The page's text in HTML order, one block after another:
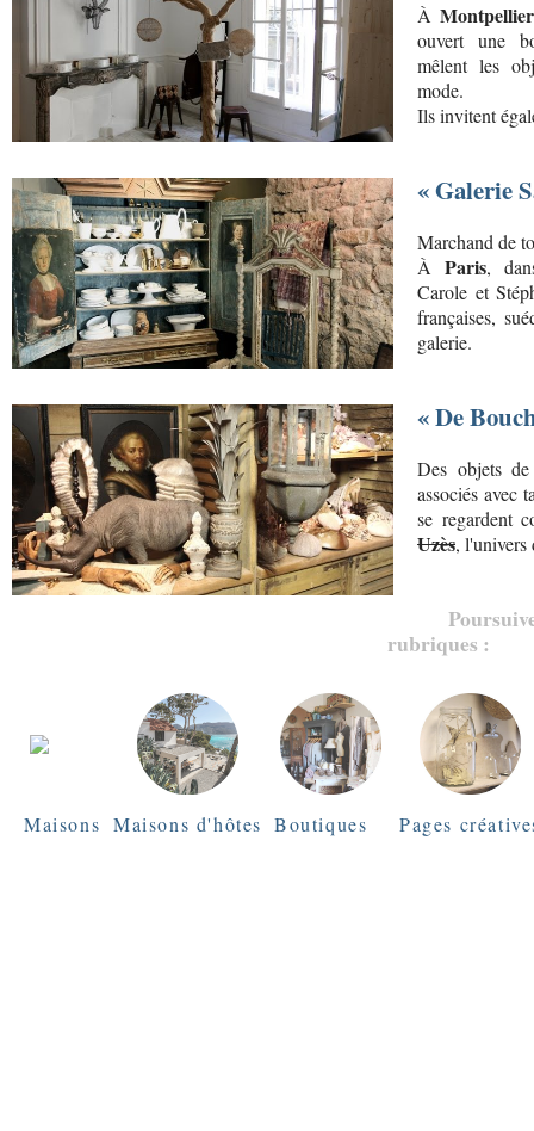
ÀMontpellier
ouvert une
mêlent les
mode.
Ils invitent
« Galerie
Marchand de
ÀParis,
Carole et
françaises,
galerie.
« De
Des objets
associés avec
se regardent
Uzès, l'univers
rubriques :
Maisons Maisons d'hôtes Boutiques Pages